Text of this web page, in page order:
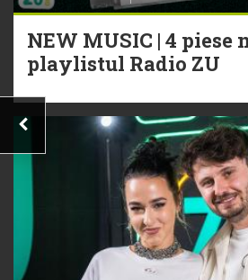
NEW MUSIC | 4 piese
playlistul Radio ZU